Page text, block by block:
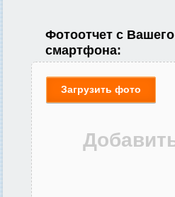
Фотоотчет с Вашего
смартфона:
Загрузить фото